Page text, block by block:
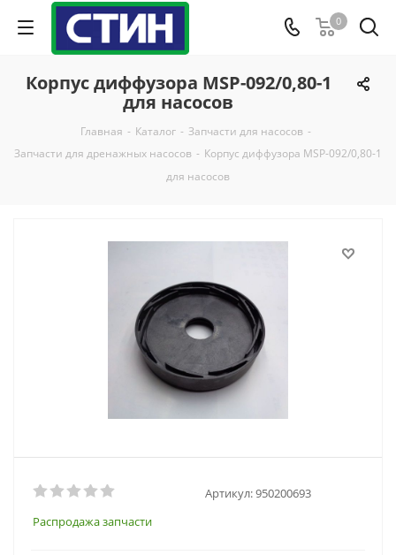
0
Корпус диффузора MSP-092/0,80-1
для насосов
Главная - Каталог - Запчасти для насосов -
Запчасти для дренажных насосов - Корпус диффузора MSP-092/0,80-1
для насосов
Артикул:950200693
Распродажа запчасти